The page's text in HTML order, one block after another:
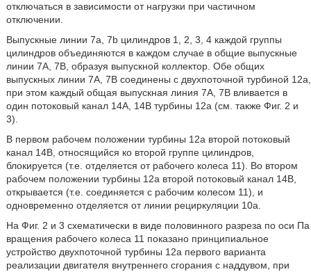
отключаться в зависимости от нагрузки при частичном
отключении.
Выпускные линии 7а, 7b цилиндров 1, 2, 3, 4 каждой группы
цилиндров объединяются в каждом случае в общие выпускные
линии 7А, 7В, образуя выпускной коллектор. Обе общих
выпускных линии 7А, 7В соединены с двухпоточной турбиной 12а,
при этом каждый общая выпускная линия 7А, 7В вливается в
один потоковый канал 14А, 14В турбины 12а (см. также Фиг. 2 и
3).
В первом рабочем положении турбины 12а второй потоковый
канал 14В, относящийся ко второй группе цилиндров,
блокируется (т.е. отделяется от рабочего колеса 11). Во втором
рабочем положении турбины 12а второй потоковый канал 14В,
открывается (т.е. соединяется с рабочим колесом 11), и
одновременно отделяется от линии рециркуляции 10а.
На Фиг. 2 и 3 схематически в виде половинного разреза по оси Па
вращения рабочего колеса 11 показано принципиальное
устройство двухпоточной турбины 12а первого варианта
реализации двигателя внутреннего сгорания с наддувом, при